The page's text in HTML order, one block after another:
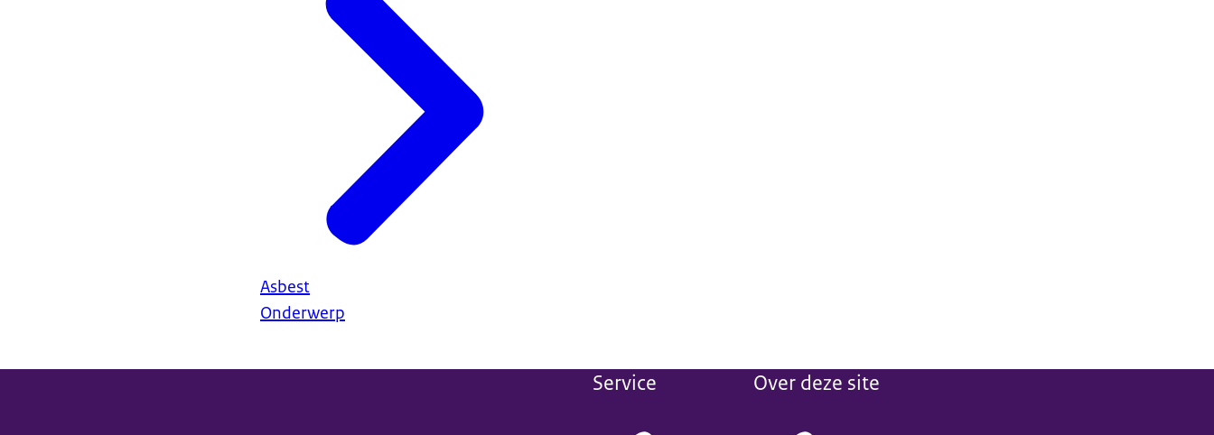
Asbest
Onderwerp
Service Over deze site